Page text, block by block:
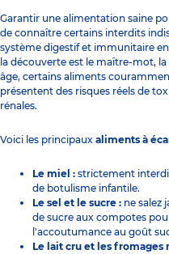
Garantir une alimentation saine
de connaître certains interdits
système digestif et immunitaire
la découverte est le maître-mot,
âge, certains aliments
présentent des risques réels de
rénales.
Voici les principaux aliments à
Le miel : strictement
de botulisme infantile.
Le sel et le sucre : ne salez
de sucre aux compotes
l'accoutumance au goût
Le lait cru et les fromages